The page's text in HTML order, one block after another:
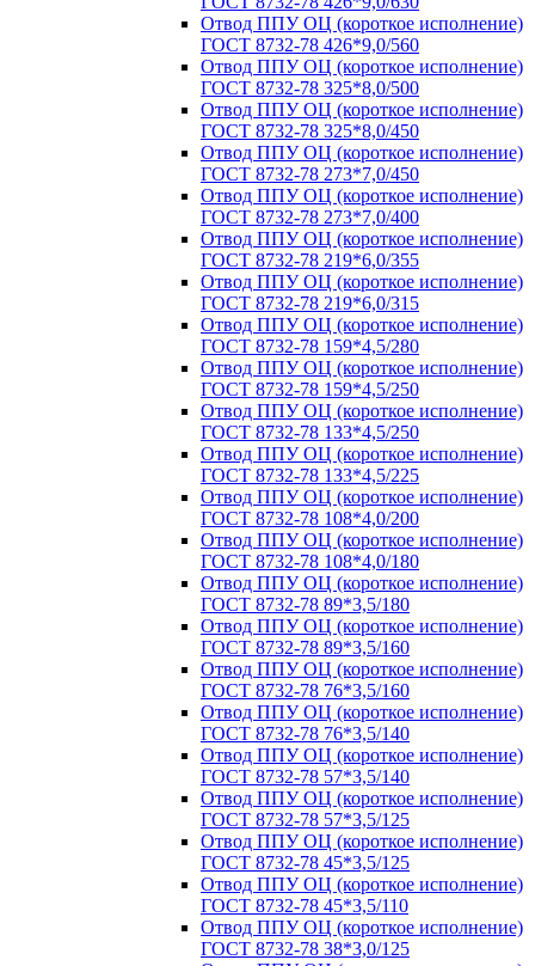
Отвод ППУ ОЦ (короткое исполнение)
ГОСТ 8732-78 426*9,0/560
Отвод ППУ ОЦ (короткое исполнение)
ГОСТ 8732-78 325*8,0/500
Отвод ППУ ОЦ (короткое исполнение)
ГОСТ 8732-78 325*8,0/450
Отвод ППУ ОЦ (короткое исполнение)
ГОСТ 8732-78 273*7,0/450
Отвод ППУ ОЦ (короткое исполнение)
ГОСТ 8732-78 273*7,0/400
Отвод ППУ ОЦ (короткое исполнение)
ГОСТ 8732-78 219*6,0/355
Отвод ППУ ОЦ (короткое исполнение)
ГОСТ 8732-78 219*6,0/315
Отвод ППУ ОЦ (короткое исполнение)
ГОСТ 8732-78 159*4,5/280
Отвод ППУ ОЦ (короткое исполнение)
ГОСТ 8732-78 159*4,5/250
Отвод ППУ ОЦ (короткое исполнение)
ГОСТ 8732-78 133*4,5/250
Отвод ППУ ОЦ (короткое исполнение)
ГОСТ 8732-78 133*4,5/225
Отвод ППУ ОЦ (короткое исполнение)
ГОСТ 8732-78 108*4,0/200
Отвод ППУ ОЦ (короткое исполнение)
ГОСТ 8732-78 108*4,0/180
Отвод ППУ ОЦ (короткое исполнение)
ГОСТ 8732-78 89*3,5/180
Отвод ППУ ОЦ (короткое исполнение)
ГОСТ 8732-78 89*3,5/160
Отвод ППУ ОЦ (короткое исполнение)
ГОСТ 8732-78 76*3,5/160
Отвод ППУ ОЦ (короткое исполнение)
ГОСТ 8732-78 76*3,5/140
Отвод ППУ ОЦ (короткое исполнение)
ГОСТ 8732-78 57*3,5/140
Отвод ППУ ОЦ (короткое исполнение)
ГОСТ 8732-78 57*3,5/125
Отвод ППУ ОЦ (короткое исполнение)
ГОСТ 8732-78 45*3,5/125
Отвод ППУ ОЦ (короткое исполнение)
ГОСТ 8732-78 45*3,5/110
Отвод ППУ ОЦ (короткое исполнение)
ГОСТ 8732-78 38*3,0/125